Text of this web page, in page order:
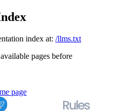
index at: /llms.txt
pages before
page